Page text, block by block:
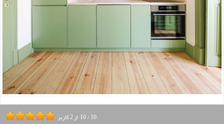
10/10 از2کاربر